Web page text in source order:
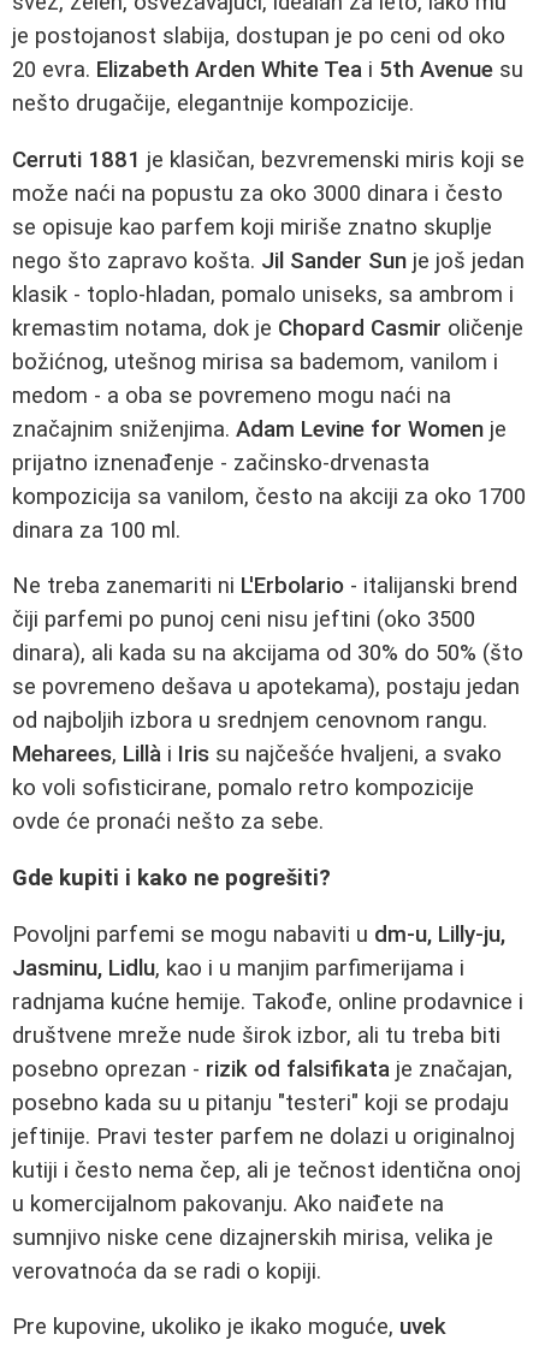
je postojanost slabija, dostupan je po ceni od oko
20 evra. Elizabeth Arden White Tea i 5th Avenue su
nešto drugačije, elegantnije kompozicije.
Cerruti 1881 je klasičan, bezvremenski miris koji se
može naći na popustu za oko 3000 dinara i često
se opisuje kao parfem koji miriše znatno skuplje
nego što zapravo košta. Jil Sander Sun je još jedan
klasik - toplo-hladan, pomalo uniseks, sa ambrom i
kremastim notama, dok je Chopard Casmir oličenje
božićnog, utešnog mirisa sa bademom, vanilom i
medom - a oba se povremeno mogu naći na
značajnim sniženjima. Adam Levine for Women je
prijatno iznenađenje - začinsko-drvenasta
kompozicija sa vanilom, često na akciji za oko 1700
dinara za 100 ml.
Ne treba zanemariti ni L'Erbolario - italijanski brend
čiji parfemi po punoj ceni nisu jeftini (oko 3500
dinara), ali kada su na akcijama od 30% do 50% (što
se povremeno dešava u apotekama), postaju jedan
od najboljih izbora u srednjem cenovnom rangu.
Meharees, Lillà i Iris su najčešće hvaljeni, a svako
ko voli sofisticirane, pomalo retro kompozicije
ovde će pronaći nešto za sebe.
Gde kupiti i kako ne pogrešiti?
Povoljni parfemi se mogu nabaviti u dm-u, Lilly-ju,
Jasminu, Lidlu, kao i u manjim parfimerijama i
radnjama kućne hemije. Takođe, online prodavnice i
društvene mreže nude širok izbor, ali tu treba biti
posebno oprezan - rizik od falsifikata je značajan,
posebno kada su u pitanju "testeri" koji se prodaju
jeftinije. Pravi tester parfem ne dolazi u originalnoj
kutiji i često nema čep, ali je tečnost identična onoj
u komercijalnom pakovanju. Ako naiđete na
sumnjivo niske cene dizajnerskih mirisa, velika je
verovatnoća da se radi o kopiji.
Pre kupovine, ukoliko je ikako moguće, uvek